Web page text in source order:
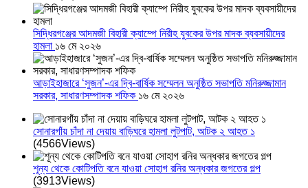
সিদ্ধিরগঞ্জের আদমজী বিহারী ক্যাম্পে নিরীহ যুবকের উপর মাদক ব্যবসায়ীদের
হামলা ১৬ মে ২০২৬
আড়াইহাজারে ‘সুজন’-এর দ্বি-বার্ষিক সম্মেলন অনুষ্ঠিত সভাপতি মনিরুজ্জামান
সরকার, সাধারণসম্পাদক শফিক ১৬ মে ২০২৬
সোনারগাঁয় চাঁদা না দেয়ায় বাড়িঘরে হামলা লুটপাট, আটক ২ আহত ১
(4566Views)
শূন্য থেকে কোটিপতি বনে যাওয়া সোহাগ রনির অন্ধকার জগতের গল্প
(3913Views)